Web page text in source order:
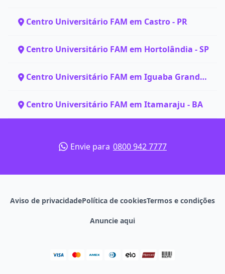
Centro Universitário FAM em Castro - PR
Centro Universitário FAM em Hortolândia - SP
Centro Universitário FAM em Iguaba Grande -
Centro Universitário FAM em Itamaraju - BA
Envie para 0800 942 7777
Aviso de privacidadePolítica de cookiesTermos e condições
Anuncie aqui